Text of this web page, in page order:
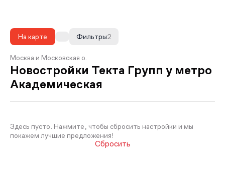
На карте 2
Фильтры
Москва и Московская о.
Новостройки Текта Групп у метро
Академическая
Здесь пусто. Нажмите, чтобы сбросить настройки и мы
покажем лучшие предложения!
Сбросить